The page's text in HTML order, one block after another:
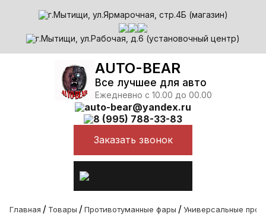
г.Мытищи, ул.Ярмарочная, стр.4Б (магазин)
г.Мытищи, ул.Рабочая, д.6 (установочный центр)
AUTO-BEAR
Все лучшее для авто
Ежедневно с 10.00 до 00.00
auto-bear@yandex.ru
8 (995) 788-33-83
Заказать звонок
Главная / Товары /Противотуманные фары / Универсальные